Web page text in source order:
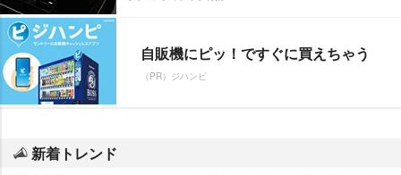
自販機にピッ！ですぐに買えちゃう
（PR）ジハンピ
新着トレンド